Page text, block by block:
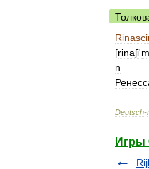
[rinaʃi'
n
Deutsch-
Игры